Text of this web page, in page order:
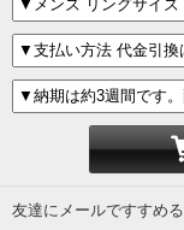
友達にメールですすめる